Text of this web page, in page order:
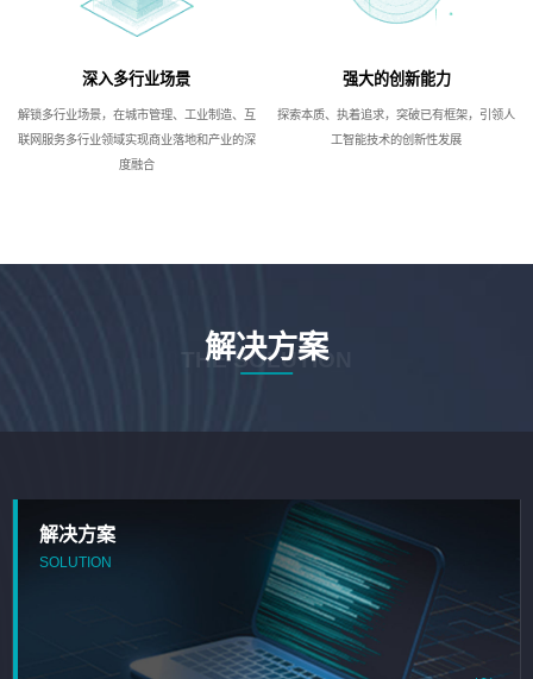
深入多行业场景
解锁多行业场景，在城市管理、工业制造、互
联网服务多行业领域实现商业落地和产业的深
度融合
强大的创新能力
探索本质、执着追求，突破已有框架，引领人
工智能技术的创新性发展
解决方案
THE SOLUTION
解决方案
SOLUTION